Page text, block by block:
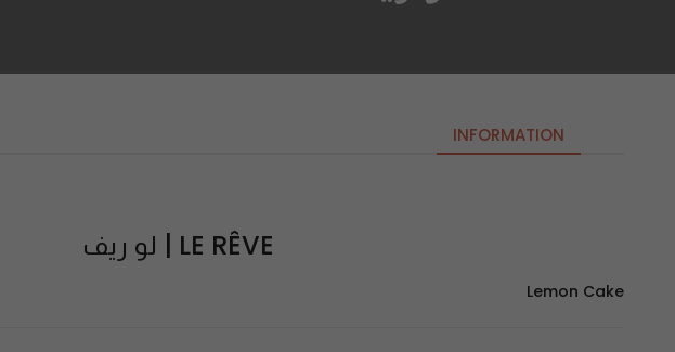
INFORMATION
LE RÊVE | لو ريف
Lemon Cake